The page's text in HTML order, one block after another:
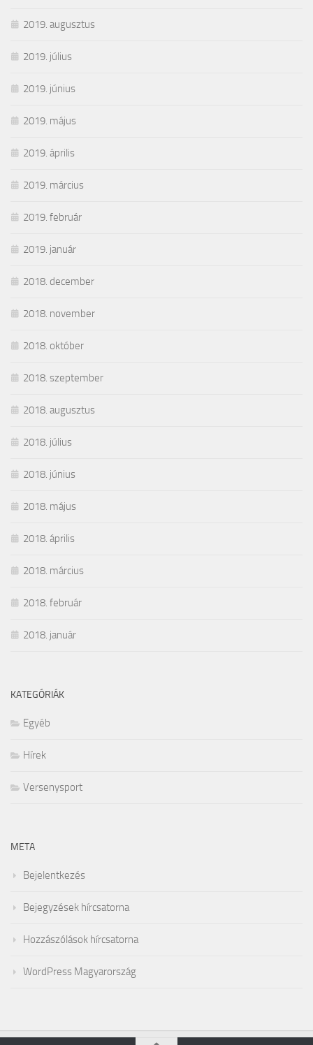
2019. augusztus
2019. július
2019. június
2019. május
2019. április
2019. március
2019. február
2019. január
2018. december
2018. november
2018. október
2018. szeptember
2018. augusztus
2018. július
2018. június
2018. május
2018. április
2018. március
2018. február
2018. január
KATEGÓRIÁK
Egyéb
Hírek
Versenysport
META
Bejelentkezés
Bejegyzések hírcsatorna
Hozzászólások hírcsatorna
WordPress Magyarország